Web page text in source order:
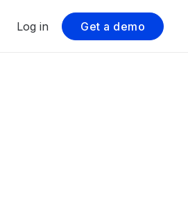
Log in Get a demo